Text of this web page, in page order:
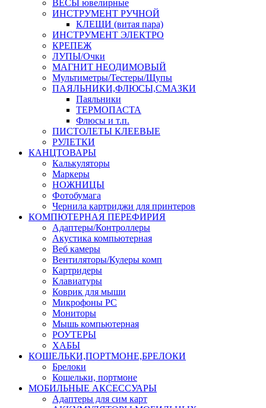
ВЕСЫ ювелирные
ИНСТРУМЕНТ РУЧНОЙ
КЛЕЩИ (витая пара)
ИНСТРУМЕНТ ЭЛЕКТРО
КРЕПЕЖ
ЛУПЫ/Очки
МАГНИТ НЕОДИМОВЫЙ
Мультиметры/Тестеры/Щупы
ПАЯЛЬНИКИ,ФЛЮСЫ,СМАЗКИ
Паяльники
ТЕРМОПАСТА
Флюсы и т.п.
ПИСТОЛЕТЫ КЛЕЕВЫЕ
РУЛЕТКИ
КАНЦТОВАРЫ
Калькуляторы
Маркеры
НОЖНИЦЫ
Фотобумага
Чернила картриджи для принтеров
КОМПЮТЕРНАЯ ПЕРЕФИРИЯ
Адаптеры/Контроллеры
Акустика компьютерная
Веб камеры
Вентиляторы/Кулеры комп
Картридеры
Клавиатуры
Коврик для мыши
Микрофоны PC
Мониторы
Мышь компьютерная
РОУТЕРЫ
ХАБЫ
КОШЕЛЬКИ,ПОРТМОНЕ,БРЕЛОКИ
Брелоки
Кошельки, портмоне
МОБИЛЬНЫЕ АКСЕССУАРЫ
Адаптеры для сим карт